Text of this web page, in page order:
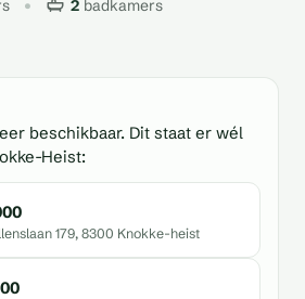
2 badkamers
beschikbaar. Dit staat er wél
Heist:
179, 8300 Knokke-heist